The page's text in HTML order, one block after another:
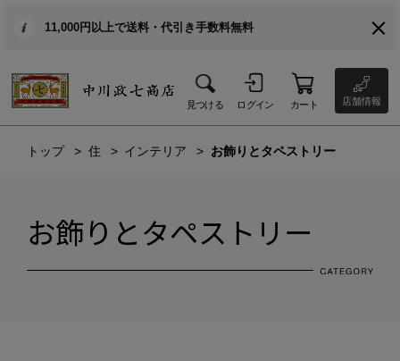
11,000円以上で送料・代引き手数料無料
見つける ログイン カート 店舗情報
トップ 住 インテリア お飾りとタペストリー
お飾りとタペストリー